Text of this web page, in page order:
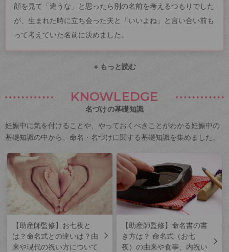
顔を見て「違うな」と思ったら別の名前を考えるつもりでした
が、生まれた時に立ち会った夫と「いいよね」と言い合い前も
って考えていた名前に決めました。
+ もっと読む
KNOWLEDGE
名づけの基礎知識
妊娠中に気を付けることや、やっておくべきことがわかる妊娠中の
基礎知識の中から、命名・名づけに関する基礎知識を集めました。
【助産師監修】お七夜と
は？命名式との違いは？由
来や現代の祝い方について
【助産師監修】命名書の書
き方は？ 命名式（お七
夜）の由来や食事、内祝い